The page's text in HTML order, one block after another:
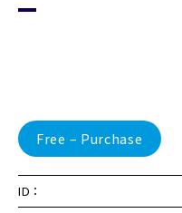
Free – Purchase
ID：